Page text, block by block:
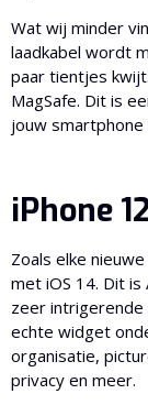
Wat wij minder
laadkabel wordt
paar tientjes
MagSafe. Dit is
jouw
iPhone
Zoals elke
met iOS 14. Dit
zeer
echte widget
organisatie,
privacy en meer.